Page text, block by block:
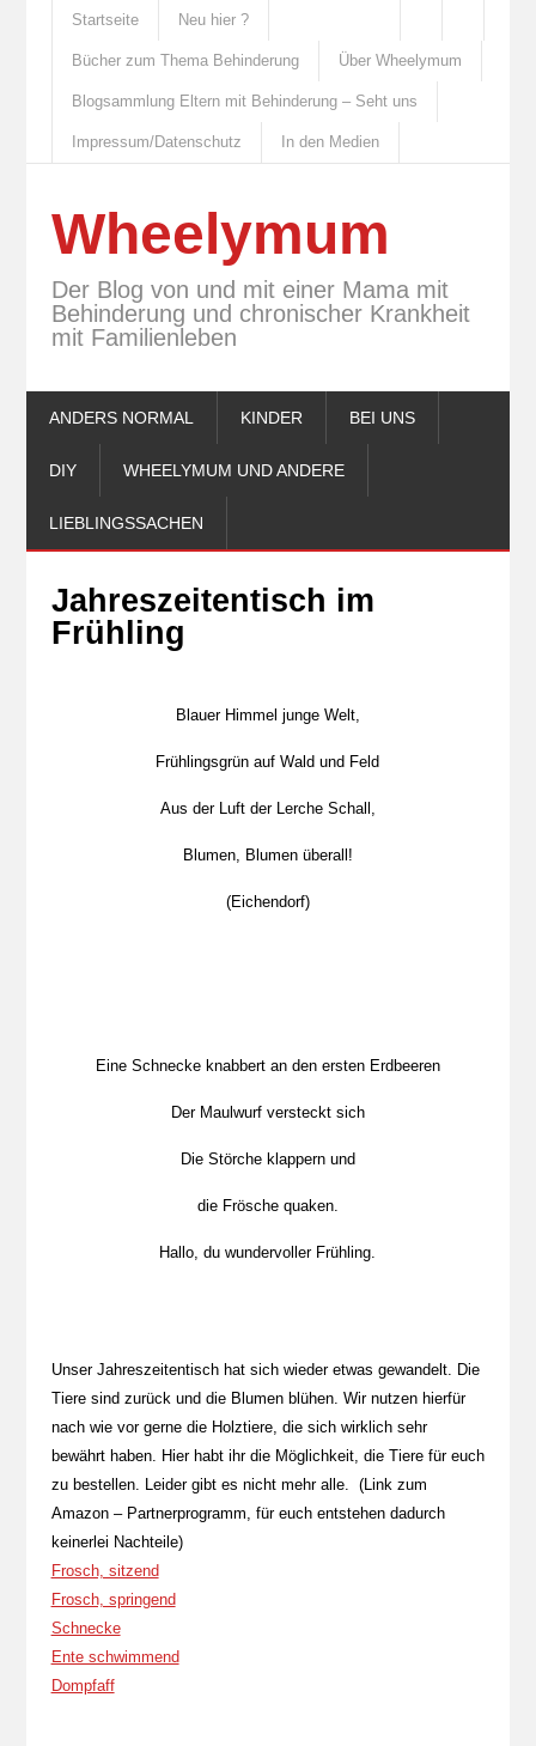
Startseite Neu hier ?
Bücher zum Thema Behinderung Über Wheelymum
Blogsammlung Eltern mit Behinderung – Seht uns
Impressum/Datenschutz In den Medien
Wheelymum
Der Blog von und mit einer Mama mit
Behinderung und chronischer Krankheit
mit Familienleben
ANDERS NORMAL KINDER BEI UNS
DIY WHEELYMUM UND ANDERE
LIEBLINGSSACHEN
Jahreszeitentisch im
Frühling
Blauer Himmel junge Welt,
Frühlingsgrün auf Wald und Feld
Aus der Luft der Lerche Schall,
Blumen, Blumen überall!
(Eichendorf)
Eine Schnecke knabbert an den ersten Erdbeeren
Der Maulwurf versteckt sich
Die Störche klappern und
die Frösche quaken.
Hallo, du wundervoller Frühling.
Unser Jahreszeitentisch hat sich wieder etwas gewandelt. Die
Tiere sind zurück und die Blumen blühen. Wir nutzen hierfür
nach wie vor gerne die Holztiere, die sich wirklich sehr
bewährt haben. Hier habt ihr die Möglichkeit, die Tiere für euch
zu bestellen. Leider gibt es nicht mehr alle. (Link zum
Amazon – Partnerprogramm, für euch entstehen dadurch
keinerlei Nachteile)
Frosch, sitzend
Frosch, springend
Schnecke
Ente schwimmend
Dompfaff